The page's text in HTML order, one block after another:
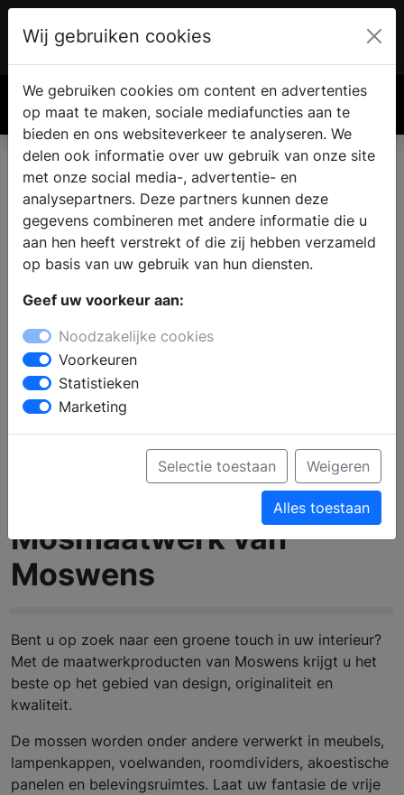
€ 0.00
Mosmaatwerk van
Moswens
Bent u op zoek naar een groene touch in uw interieur?
Met de maatwerkproducten van Moswens krijgt u het
beste op het gebied van design, originaliteit en
kwaliteit.
De mossen worden onder andere verwerkt in meubels,
lampenkappen, voelwanden, roomdividers, akoestische
panelen en belevingsruimtes. Laat uw fantasie de vrije
Wij gebruiken cookies
We gebruiken cookies om content en advertenties
op maat te maken, sociale mediafuncties aan te
bieden en ons websiteverkeer te analyseren. We
delen ook informatie over uw gebruik van onze site
met onze social media-, advertentie- en
analysepartners. Deze partners kunnen deze
gegevens combineren met andere informatie die u
aan hen heeft verstrekt of die zij hebben verzameld
op basis van uw gebruik van hun diensten.
Geef uw voorkeur aan:
Noodzakelijke cookies
Voorkeuren
Statistieken
Marketing
Selectie toestaan Weigeren
Alles toestaan